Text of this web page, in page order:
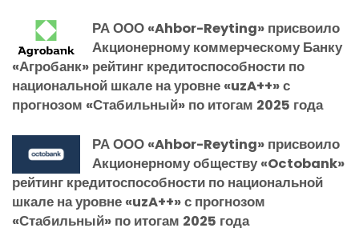
РА ООО «Ahbor-Reyting» присвоило
Акционерному коммерческому Банку
«Агробанк» рейтинг кредитоспособности по
национальной шкале на уровне «uzA++» с
прогнозом «Стабильный» по итогам 2025 года
РА ООО «Ahbor-Reyting» присвоило
Акционерному обществу «Octobank»
рейтинг кредитоспособности по национальной
шкале на уровне «uzA++» с прогнозом
«Стабильный» по итогам 2025 года